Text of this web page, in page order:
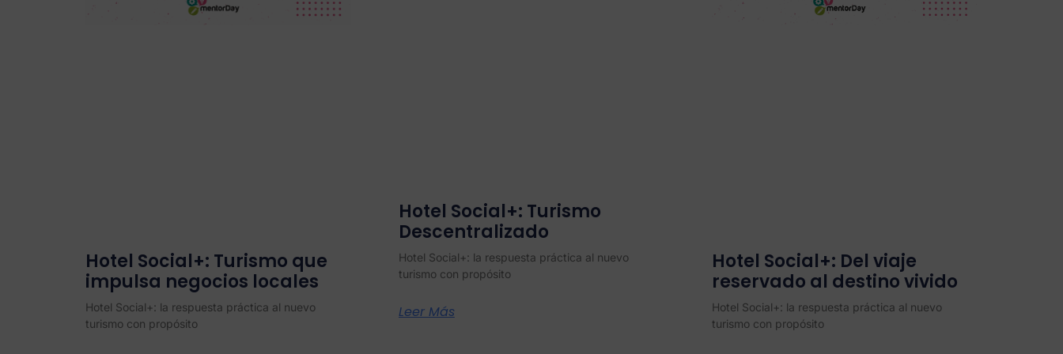
Hotel Social+: Turismo que
impulsa negocios locales
Hotel Social+: la respuesta práctica al nuevo
turismo con propósito
Hotel Social+: Turismo
Descentralizado
Hotel Social+: la respuesta práctica al nuevo
turismo con propósito
Leer Más
Hotel Social+: Del viaje
reservado al destino vivido
Hotel Social+: la respuesta práctica al nuevo
turismo con propósito